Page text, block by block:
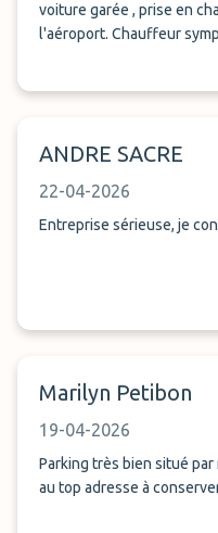
voiture garée , prise en
l'aéroport. Chauffeur
ANDRE SACRE
22-04-2026
Entreprise sérieuse, je
Marilyn Petibon
19-04-2026
Parking très bien situé
au top adresse à